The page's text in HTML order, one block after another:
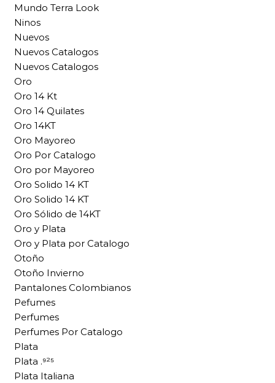
Mundo Terra Look
Ninos
Nuevos
Nuevos Catalogos
Nuevos Catalogos
Oro
Oro 14 Kt
Oro 14 Quilates
Oro 14KT
Oro Mayoreo
Oro Por Catalogo
Oro por Mayoreo
Oro Solido 14 KT
Oro Solido 14 KT
Oro Sólido de 14KT
Oro y Plata
Oro y Plata por Catalogo
Otoño
Otoño Invierno
Pantalones Colombianos
Pefumes
Perfumes
Perfumes Por Catalogo
Plata
Plata .⁹²⁵
Plata Italiana